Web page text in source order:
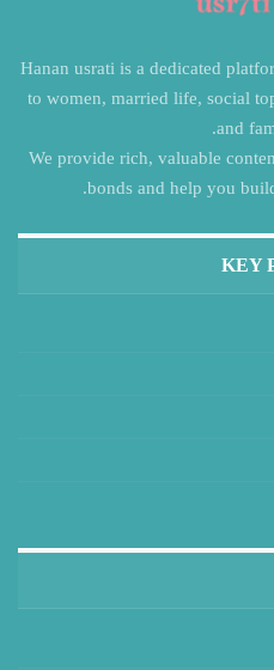
Hanan usrati is a dedicated
to women, married life, social
and
We provide rich, valuable
bonds and help you
KEY